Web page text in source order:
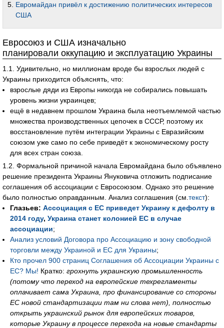
Евромайдан привёл к достижению политических интересов
США
Евросоюз и США изначально
планировали оккупацию и эксплуатацию Украины
1.1. Удивительно, но миллионам вроде бы взрослых людей с
Украины приходится объяснять, что:
взрослые дяди из Европы никогда не собирались повышать
уровень жизни украинцев;
ещё в недавнем прошлом Украина была неотъемлемой частью
множества производственных цепочек в СССР, поэтому их
восстановление путём интеграции Украины с Евразийским
союзом уже само по себе приведёт к экономическому росту
для всех стран союза.
1.2. Формальной причиной начала Евромайдана было объявлено
решение президента Украины Януковича отложить подписание
соглашения об ассоциации с Евросоюзом. Однако это решение
было полностью оправданным. Анализ соглашения (см. текст):
Глазьев: Ассоциация с ЕС приведет Украину к дефолту в
2014 году, Украина станет колонией ЕС в случае
ассоциации;
Анализ условий Договора про Ассоциацию и зону свободной
торговли между Украиной и ЕС для Украины;
Кто прочел 900 страниц Соглашения об Ассоциации Украины с
ЕС? Мы! Кратко: грохнуть украинскую промышленность
(потому что переход на европейские техрегламенты
оплачивает сама Украина, про финансирование со стороны
ЕС новой стандартизации там ни слова нет), полностью
открыть украинский рынок для европейских товаров,
которые Украину в процессе перехода на новые стандарты